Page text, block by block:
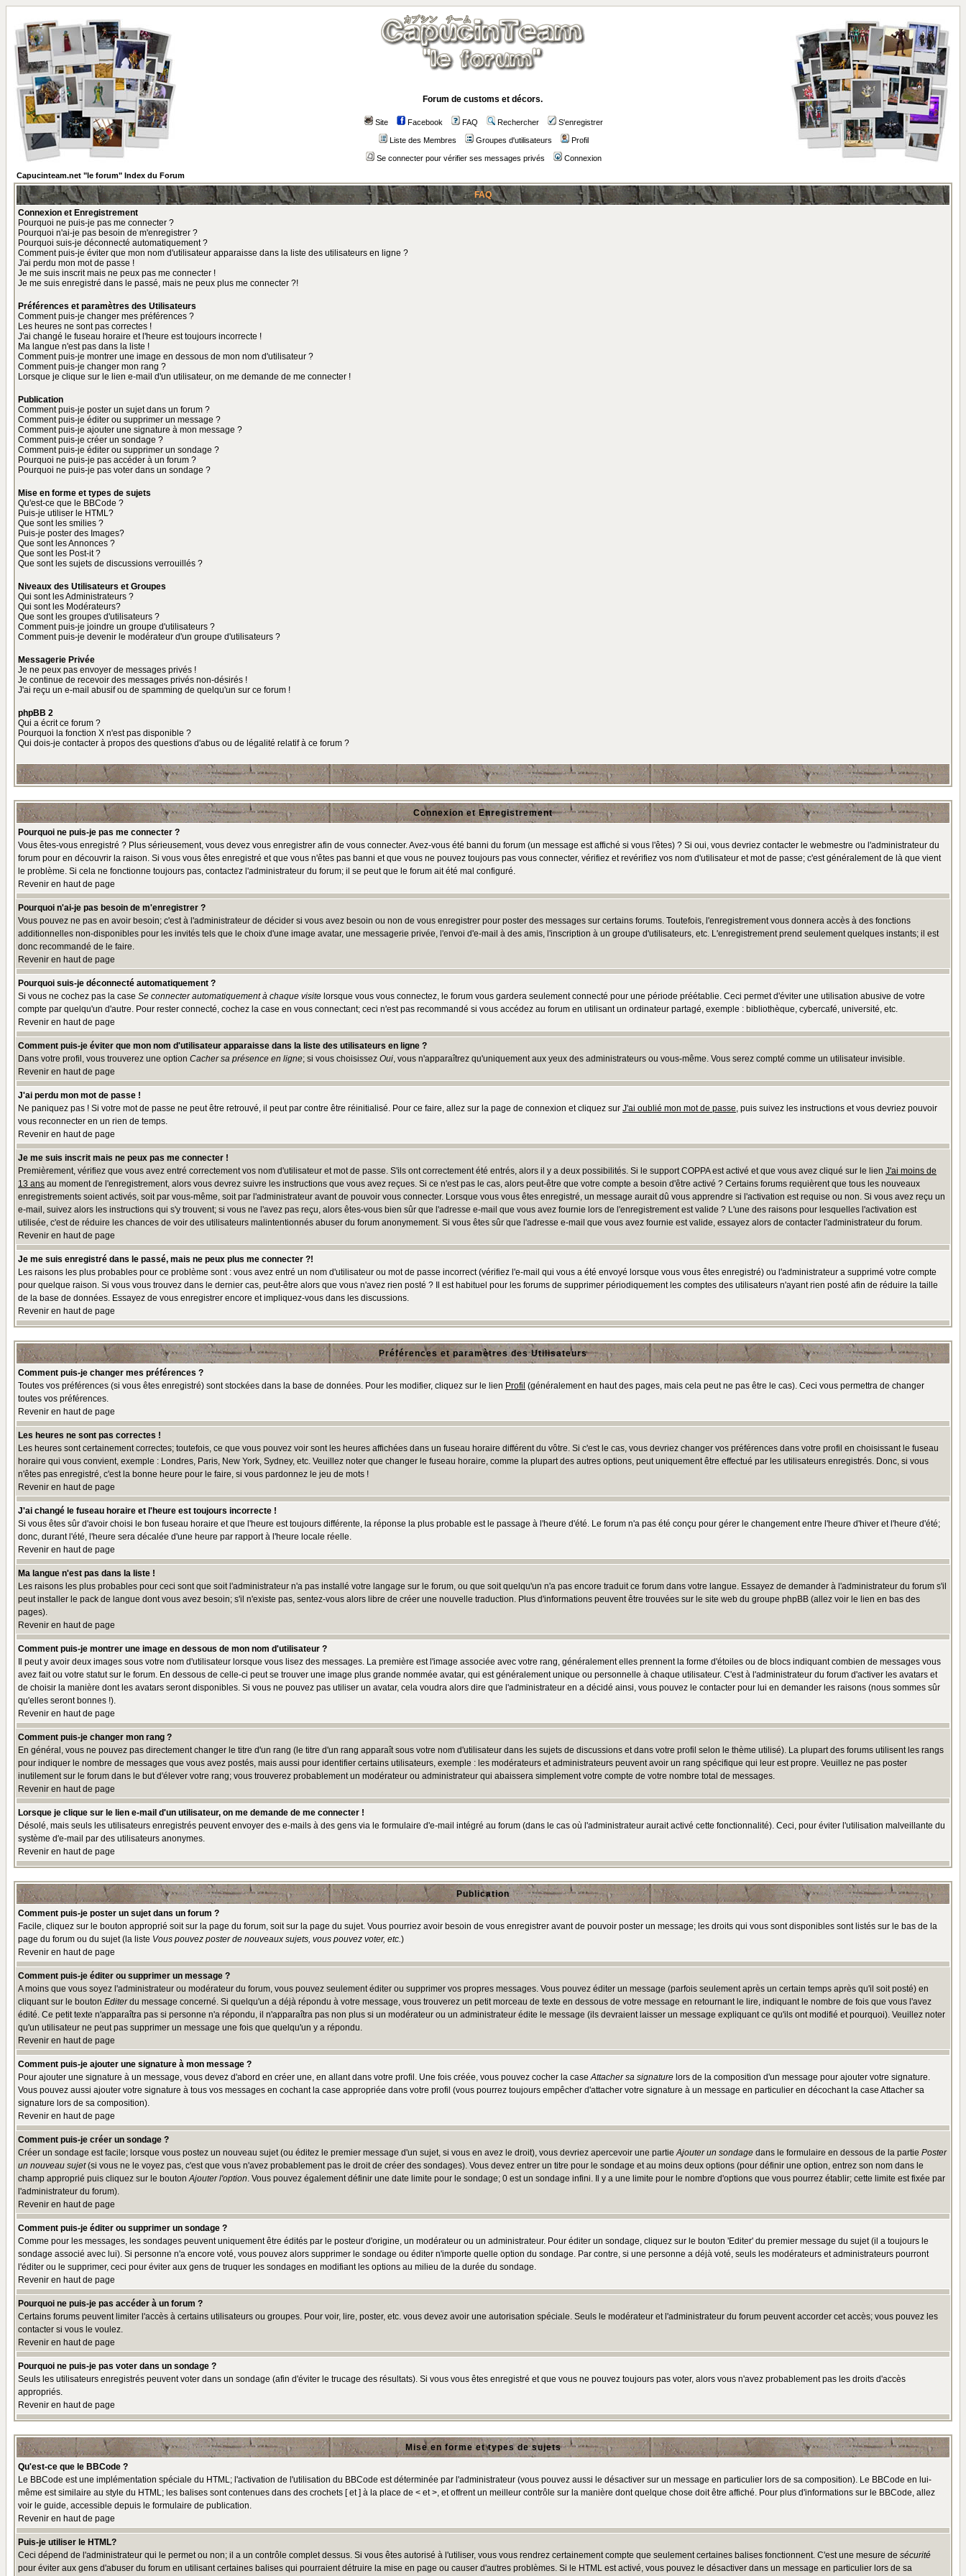
Forum de customs et décors.
Site Facebook FAQ Rechercher S'enregistrer
Liste des Membres Groupes d'utilisateurs Profil
Se connecter pour vérifier ses messages privés
Connexion
Capucinteam.net "le forum" Index du Forum
FAQ
Connexion et Enregistrement
Pourquoi ne puis-je pas me connecter ?
Pourquoi n'ai-je pas besoin de m'enregistrer ?
Pourquoi suis-je déconnecté automatiquement ?
Comment puis-je éviter que mon nom d'utilisateur apparaisse dans la liste des utilisateurs en ligne ?
J'ai perdu mon mot de passe !
Je me suis inscrit mais ne peux pas me connecter !
Je me suis enregistré dans le passé, mais ne peux plus me connecter ?!
Préférences et paramètres des Utilisateurs
Comment puis-je changer mes préférences ?
Les heures ne sont pas correctes !
J'ai changé le fuseau horaire et l'heure est toujours incorrecte !
Ma langue n'est pas dans la liste !
Comment puis-je montrer une image en dessous de mon nom d'utilisateur ?
Comment puis-je changer mon rang ?
Lorsque je clique sur le lien e-mail d'un utilisateur, on me demande de me connecter !
Publication
Comment puis-je poster un sujet dans un forum ?
Comment puis-je éditer ou supprimer un message ?
Comment puis-je ajouter une signature à mon message ?
Comment puis-je créer un sondage ?
Comment puis-je éditer ou supprimer un sondage ?
Pourquoi ne puis-je pas accéder à un forum ?
Pourquoi ne puis-je pas voter dans un sondage ?
Mise en forme et types de sujets
Qu'est-ce que le BBCode ?
Puis-je utiliser le HTML?
Que sont les smilies ?
Puis-je poster des Images?
Que sont les Annonces ?
Que sont les Post-it ?
Que sont les sujets de discussions verrouillés ?
Niveaux des Utilisateurs et Groupes
Qui sont les Administrateurs ?
Qui sont les Modérateurs?
Que sont les groupes d'utilisateurs ?
Comment puis-je joindre un groupe d'utilisateurs ?
Comment puis-je devenir le modérateur d'un groupe d'utilisateurs ?
Messagerie Privée
Je ne peux pas envoyer de messages privés !
Je continue de recevoir des messages privés non-désirés !
J'ai reçu un e-mail abusif ou de spamming de quelqu'un sur ce forum !
phpBB 2
Qui a écrit ce forum ?
Pourquoi la fonction X n'est pas disponible ?
Qui dois-je contacter à propos des questions d'abus ou de légalité relatif à ce forum ?
Connexion et Enregistrement
Pourquoi ne puis-je pas me connecter ?
Vous êtes-vous enregistré ? Plus sérieusement, vous devez vous enregistrer afin de vous connecter. Avez-vous été banni du forum (un message est affiché si vous l'êtes) ? Si oui, vous devriez contacter le webmestre ou l'administrateur du
forum pour en découvrir la raison. Si vous vous êtes enregistré et que vous n'êtes pas banni et que vous ne pouvez toujours pas vous connecter, vérifiez et revérifiez vos nom d'utilisateur et mot de passe; c'est généralement de là que vient
le problème. Si cela ne fonctionne toujours pas, contactez l'administrateur du forum; il se peut que le forum ait été mal configuré.
Revenir en haut de page
Pourquoi n'ai-je pas besoin de m'enregistrer ?
Vous pouvez ne pas en avoir besoin; c'est à l'administrateur de décider si vous avez besoin ou non de vous enregistrer pour poster des messages sur certains forums. Toutefois, l'enregistrement vous donnera accès à des fonctions
additionnelles non-disponibles pour les invités tels que le choix d'une image avatar, une messagerie privée, l'envoi d'e-mail à des amis, l'inscription à un groupe d'utilisateurs, etc. L'enregistrement prend seulement quelques instants; il est
donc recommandé de le faire.
Revenir en haut de page
Pourquoi suis-je déconnecté automatiquement ?
Si vous ne cochez pas la case Se connecter automatiquement à chaque visite lorsque vous vous connectez, le forum vous gardera seulement connecté pour une période préétablie. Ceci permet d'éviter une utilisation abusive de votre
compte par quelqu'un d'autre. Pour rester connecté, cochez la case en vous connectant; ceci n'est pas recommandé si vous accédez au forum en utilisant un ordinateur partagé, exemple : bibliothèque, cybercafé, université, etc.
Revenir en haut de page
Comment puis-je éviter que mon nom d'utilisateur apparaisse dans la liste des utilisateurs en ligne ?
Dans votre profil, vous trouverez une option Cacher sa présence en ligne; si vous choisissez Oui, vous n'apparaîtrez qu'uniquement aux yeux des administrateurs ou vous-même. Vous serez compté comme un utilisateur invisible.
Revenir en haut de page
J'ai perdu mon mot de passe !
Ne paniquez pas ! Si votre mot de passe ne peut être retrouvé, il peut par contre être réinitialisé. Pour ce faire, allez sur la page de connexion et cliquez sur J'ai oublié mon mot de passe, puis suivez les instructions et vous devriez pouvoir
vous reconnecter en un rien de temps.
Revenir en haut de page
Je me suis inscrit mais ne peux pas me connecter !
Premièrement, vérifiez que vous avez entré correctement vos nom d'utilisateur et mot de passe. S'ils ont correctement été entrés, alors il y a deux possibilités. Si le support COPPA est activé et que vous avez cliqué sur le lien J'ai moins de
13 ans au moment de l'enregistrement, alors vous devrez suivre les instructions que vous avez reçues. Si ce n'est pas le cas, alors peut-être que votre compte a besoin d'être activé ? Certains forums requièrent que tous les nouveaux
enregistrements soient activés, soit par vous-même, soit par l'administrateur avant de pouvoir vous connecter. Lorsque vous vous êtes enregistré, un message aurait dû vous apprendre si l'activation est requise ou non. Si vous avez reçu un
e-mail, suivez alors les instructions qui s'y trouvent; si vous ne l'avez pas reçu, alors êtes-vous bien sûr que l'adresse e-mail que vous avez fournie lors de l'enregistrement est valide ? L'une des raisons pour lesquelles l'activation est
utilisée, c'est de réduire les chances de voir des utilisateurs malintentionnés abuser du forum anonymement. Si vous êtes sûr que l'adresse e-mail que vous avez fournie est valide, essayez alors de contacter l'administrateur du forum.
Revenir en haut de page
Je me suis enregistré dans le passé, mais ne peux plus me connecter ?!
Les raisons les plus probables pour ce problème sont : vous avez entré un nom d'utilisateur ou mot de passe incorrect (vérifiez l'e-mail qui vous a été envoyé lorsque vous vous êtes enregistré) ou l'administrateur a supprimé votre compte
pour quelque raison. Si vous vous trouvez dans le dernier cas, peut-être alors que vous n'avez rien posté ? Il est habituel pour les forums de supprimer périodiquement les comptes des utilisateurs n'ayant rien posté afin de réduire la taille
de la base de données. Essayez de vous enregistrer encore et impliquez-vous dans les discussions.
Revenir en haut de page
Préférences et paramètres des Utilisateurs
Comment puis-je changer mes préférences ?
Toutes vos préférences (si vous êtes enregistré) sont stockées dans la base de données. Pour les modifier, cliquez sur le lien Profil (généralement en haut des pages, mais cela peut ne pas être le cas). Ceci vous permettra de changer
toutes vos préférences.
Revenir en haut de page
Les heures ne sont pas correctes !
Les heures sont certainement correctes; toutefois, ce que vous pouvez voir sont les heures affichées dans un fuseau horaire différent du vôtre. Si c'est le cas, vous devriez changer vos préférences dans votre profil en choisissant le fuseau
horaire qui vous convient, exemple : Londres, Paris, New York, Sydney, etc. Veuillez noter que changer le fuseau horaire, comme la plupart des autres options, peut uniquement être effectué par les utilisateurs enregistrés. Donc, si vous
n'êtes pas enregistré, c'est la bonne heure pour le faire, si vous pardonnez le jeu de mots !
Revenir en haut de page
J'ai changé le fuseau horaire et l'heure est toujours incorrecte !
Si vous êtes sûr d'avoir choisi le bon fuseau horaire et que l'heure est toujours différente, la réponse la plus probable est le passage à l'heure d'été. Le forum n'a pas été conçu pour gérer le changement entre l'heure d'hiver et l'heure d'été;
donc, durant l'été, l'heure sera décalée d'une heure par rapport à l'heure locale réelle.
Revenir en haut de page
Ma langue n'est pas dans la liste !
Les raisons les plus probables pour ceci sont que soit l'administrateur n'a pas installé votre langage sur le forum, ou que soit quelqu'un n'a pas encore traduit ce forum dans votre langue. Essayez de demander à l'administrateur du forum s'il
peut installer le pack de langue dont vous avez besoin; s'il n'existe pas, sentez-vous alors libre de créer une nouvelle traduction. Plus d'informations peuvent être trouvées sur le site web du groupe phpBB (allez voir le lien en bas des
pages).
Revenir en haut de page
Comment puis-je montrer une image en dessous de mon nom d'utilisateur ?
Il peut y avoir deux images sous votre nom d'utilisateur lorsque vous lisez des messages. La première est l'image associée avec votre rang, généralement elles prennent la forme d'étoiles ou de blocs indiquant combien de messages vous
avez fait ou votre statut sur le forum. En dessous de celle-ci peut se trouver une image plus grande nommée avatar, qui est généralement unique ou personnelle à chaque utilisateur. C'est à l'administrateur du forum d'activer les avatars et
de choisir la manière dont les avatars seront disponibles. Si vous ne pouvez pas utiliser un avatar, cela voudra alors dire que l'administrateur en a décidé ainsi, vous pouvez le contacter pour lui en demander les raisons (nous sommes sûr
qu'elles seront bonnes !).
Revenir en haut de page
Comment puis-je changer mon rang ?
En général, vous ne pouvez pas directement changer le titre d'un rang (le titre d'un rang apparaît sous votre nom d'utilisateur dans les sujets de discussions et dans votre profil selon le thème utilisé). La plupart des forums utilisent les rangs
pour indiquer le nombre de messages que vous avez postés, mais aussi pour identifier certains utilisateurs, exemple : les modérateurs et administrateurs peuvent avoir un rang spécifique qui leur est propre. Veuillez ne pas poster
inutilement sur le forum dans le but d'élever votre rang; vous trouverez probablement un modérateur ou administrateur qui abaissera simplement votre compte de votre nombre total de messages.
Revenir en haut de page
Lorsque je clique sur le lien e-mail d'un utilisateur, on me demande de me connecter !
Désolé, mais seuls les utilisateurs enregistrés peuvent envoyer des e-mails à des gens via le formulaire d'e-mail intégré au forum (dans le cas où l'administrateur aurait activé cette fonctionnalité). Ceci, pour éviter l'utilisation malveillante du
système d'e-mail par des utilisateurs anonymes.
Revenir en haut de page
Publication
Comment puis-je poster un sujet dans un forum ?
Facile, cliquez sur le bouton approprié soit sur la page du forum, soit sur la page du sujet. Vous pourriez avoir besoin de vous enregistrer avant de pouvoir poster un message; les droits qui vous sont disponibles sont listés sur le bas de la
page du forum ou du sujet (la liste Vous pouvez poster de nouveaux sujets, vous pouvez voter, etc.)
Revenir en haut de page
Comment puis-je éditer ou supprimer un message ?
A moins que vous soyez l'administrateur ou modérateur du forum, vous pouvez seulement éditer ou supprimer vos propres messages. Vous pouvez éditer un message (parfois seulement après un certain temps après qu'il soit posté) en
cliquant sur le bouton Editerdu message concerné. Si quelqu'un a déjà répondu à votre message, vous trouverez un petit morceau de texte en dessous de votre message en retournant le lire, indiquant le nombre de fois que vous l'avez
édité. Ce petit texte n'apparaîtra pas si personne n'a répondu, il n'apparaîtra pas non plus si un modérateur ou un administrateur édite le message (ils devraient laisser un message expliquant ce qu'ils ont modifié et pourquoi). Veuillez noter
qu'un utilisateur ne peut pas supprimer un message une fois que quelqu'un y a répondu.
Revenir en haut de page
Comment puis-je ajouter une signature à mon message ?
Pour ajouter une signature à un message, vous devez d'abord en créer une, en allant dans votre profil. Une fois créée, vous pouvez cocher la caseAttacher sa signature lors de la composition d'un message pour ajouter votre signature.
Vous pouvez aussi ajouter votre signature à tous vos messages en cochant la case appropriée dans votre profil (vous pourrez toujours empêcher d'attacher votre signature à un message en particulier en décochant la case Attacher sa
signature lors de sa composition).
Revenir en haut de page
Comment puis-je créer un sondage ?
Créer un sondage est facile; lorsque vous postez un nouveau sujet (ou éditez le premier message d'un sujet, si vous en avez le droit), vous devriez apercevoir une partieAjouter un sondage dans le formulaire en dessous de la partie Poster
un nouveau sujet(si vous ne le voyez pas, c'est que vous n'avez probablement pas le droit de créer des sondages). Vous devez entrer un titre pour le sondage et au moins deux options (pour définir une option, entrez son nom dans le
champ approprié puis cliquez sur le boutonAjouter l'option. Vous pouvez également définir une date limite pour le sondage; 0 est un sondage infini. Il y a une limite pour le nombre d'options que vous pourrez établir; cette limite est fixée par
l'administrateur du forum).
Revenir en haut de page
Comment puis-je éditer ou supprimer un sondage ?
Comme pour les messages, les sondages peuvent uniquement être édités par le posteur d'origine, un modérateur ou un administrateur. Pour éditer un sondage, cliquez sur le bouton 'Editer' du premier message du sujet (il a toujours le
sondage associé avec lui). Si personne n'a encore voté, vous pouvez alors supprimer le sondage ou éditer n'importe quelle option du sondage. Par contre, si une personne a déjà voté, seuls les modérateurs et administrateurs pourront
l'éditer ou le supprimer, ceci pour éviter aux gens de truquer les sondages en modifiant les options au milieu de la durée du sondage.
Revenir en haut de page
Pourquoi ne puis-je pas accéder à un forum ?
Certains forums peuvent limiter l'accès à certains utilisateurs ou groupes. Pour voir, lire, poster, etc. vous devez avoir une autorisation spéciale. Seuls le modérateur et l'administrateur du forum peuvent accorder cet accès; vous pouvez les
contacter si vous le voulez.
Revenir en haut de page
Pourquoi ne puis-je pas voter dans un sondage ?
Seuls les utilisateurs enregistrés peuvent voter dans un sondage (afin d'éviter le trucage des résultats). Si vous vous êtes enregistré et que vous ne pouvez toujours pas voter, alors vous n'avez probablement pas les droits d'accès
appropriés.
Revenir en haut de page
Mise en forme et types de sujets
Qu'est-ce que le BBCode ?
Le BBCode est une implémentation spéciale du HTML; l'activation de l'utilisation du BBCode est déterminée par l'administrateur (vous pouvez aussi le désactiver sur un message en particulier lors de sa composition). Le BBCode en lui-
même est similaire au style du HTML; les balises sont contenues dans des crochets [ et ] à la place de < et >, et offrent un meilleur contrôle sur la manière dont quelque chose doit être affiché. Pour plus d'informations sur le BBCode, allez
voir le guide, accessible depuis le formulaire de publication.
Revenir en haut de page
Puis-je utiliser le HTML?
Ceci dépend de l'administrateur qui le permet ou non; il a un contrôle complet dessus. Si vous êtes autorisé à l'utiliser, vous vous rendrez certainement compte que seulement certaines balises fonctionnent. C'est une mesure de sécurité
pour éviter aux gens d'abuser du forum en utilisant certaines balises qui pourraient détruire la mise en page ou causer d'autres problèmes. Si le HTML est activé, vous pouvez le désactiver dans un message en particulier lors de sa